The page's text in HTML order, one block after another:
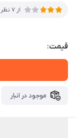
از 7 نظر
قیمت:
موجود در انبار